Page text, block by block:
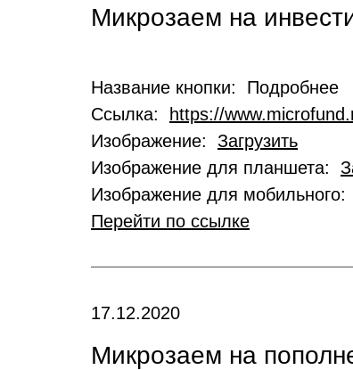
Микрозаем на
Название кнопки: Подробнее
Ссылка:
https://
Изображение: Загрузить
Изображение для планшета:
Изображение для мобильного:
Перейти по ссылке
17.12.2020
Микрозаем на